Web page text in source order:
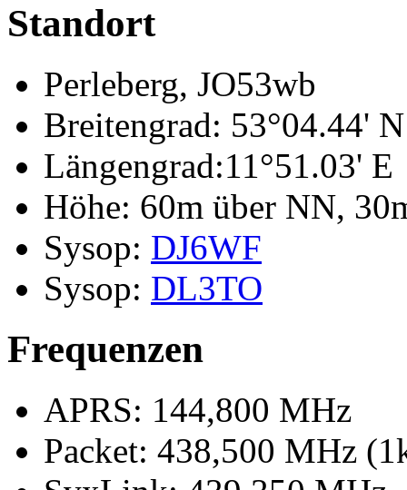
Standort
Perleberg, JO53wb
Breitengrad: 53°04.44' N
Längengrad:11°51.03' E
Höhe: 60m über NN,
Sysop: DJ6WF
Sysop: DL3TO
Frequenzen
APRS: 144,800 MHz
Packet: 438,500 MHz